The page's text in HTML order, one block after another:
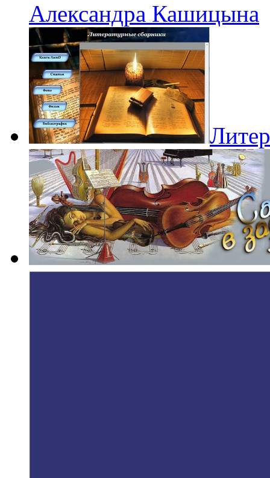
Александра Кашицына